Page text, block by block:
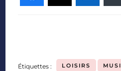
Étiquettes : LOISIRS